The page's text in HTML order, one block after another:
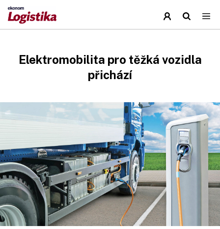
Elektromobilita pro těžká vozidla
přichází